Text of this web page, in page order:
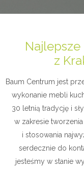
z
Baum Centrum jest
wykonanie mebli
30 letnią tradycję i
w zakresie
i stosowania
serdecznie do
jesteśmy w stanie